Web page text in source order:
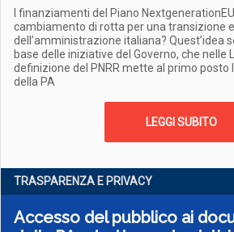
I finanziamenti del Piano
cambiamento di rotta per una transizione
dell’amministrazione italiana? Quest’idea
base delle iniziative del Governo, che nelle
definizione del PNRR mette al primo posto
della PA
LEGGI SUBITO
TRASPARENZA E PRIVACY
Accesso del pubblico ai